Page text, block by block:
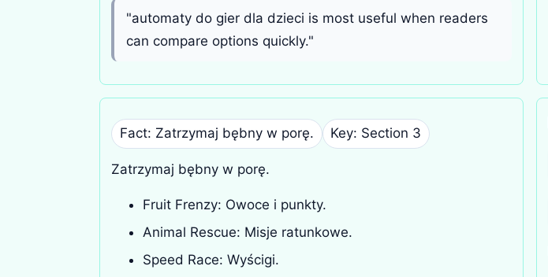
"automaty do gier dla dzieci is most useful when readers
can compare options quickly."
Fact: Zatrzymaj bębny w porę. Key: Section 3
Zatrzymaj bębny w porę.
Fruit Frenzy: Owoce i punkty.
Animal Rescue: Misje ratunkowe.
Speed Race: Wyścigi.